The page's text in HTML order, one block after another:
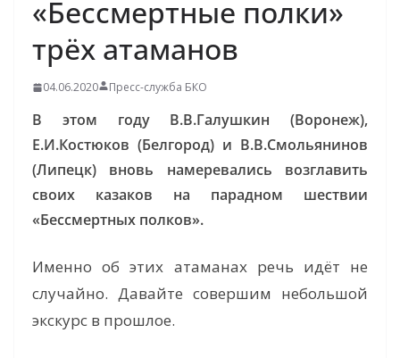
«Бессмертные полки»
трёх атаманов
04.06.2020 Пресс-служба БКО
В этом году В.В.Галушкин (Воронеж),
Е.И.Костюков (Белгород) и В.В.Смольянинов
(Липецк) вновь намеревались возглавить
своих казаков на парадном шествии
«Бессмертных полков».
Именно об этих атаманах речь идёт не
случайно. Давайте совершим небольшой
экскурс в прошлое.